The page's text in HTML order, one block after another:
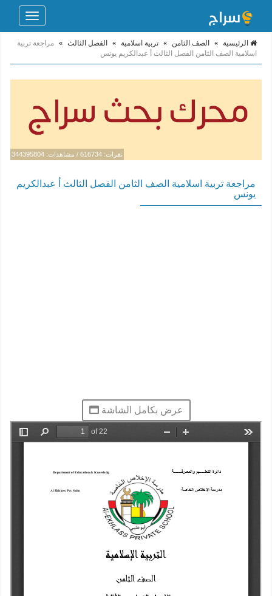
Toggle
الرئيسية » الصف الثامن » تربية اسلامية » الفصل الثالث » مراجعة تربية
اسلامية الصف الثامن الفصل الثالث أ عبدالكريم يونس
نقرات: 616734 / مشاهدات: 344395804
مراجعة تربية اسلامية الصف الثامن الفصل الثالث أ عبدالكريم
يونس
عرض بكامل الشاشة